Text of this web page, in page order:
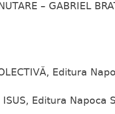
– GABRIEL
Editura
ISUS, Editura Napoca